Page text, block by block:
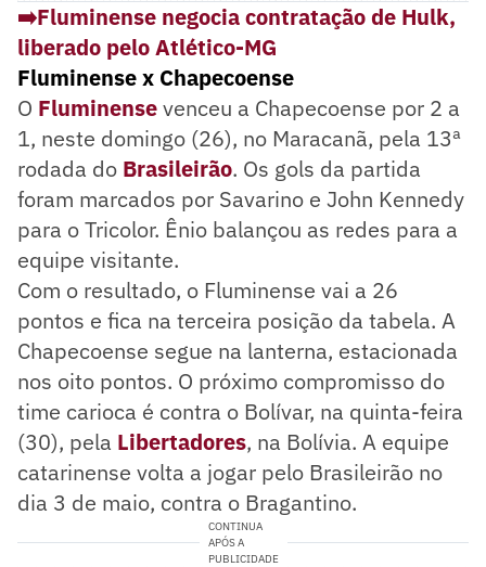
➡️Fluminense negocia contratação de Hulk,
liberado pelo Atlético-MG
Fluminense x Chapecoense
O Fluminensevenceu a Chapecoense por 2 a
1, neste domingo (26), no Maracanã, pela 13ª
rodada do Brasileirão. Os gols da partida
foram marcados por Savarino e John Kennedy
para o Tricolor. Ênio balançou as redes para a
equipe visitante.
Com o resultado, o Fluminense vai a 26
pontos e fica na terceira posição da tabela. A
Chapecoense segue na lanterna, estacionada
nos oito pontos. O próximo compromisso do
time carioca é contra o Bolívar, na quinta-feira
(30), pela Libertadores, na Bolívia. A equipe
catarinense volta a jogar pelo Brasileirão no
dia 3 de maio, contra o Bragantino.
CONTINUA
APÓS A
PUBLICIDADE